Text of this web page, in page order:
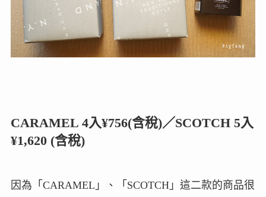
CARAMEL 4入¥756(含稅)／SCOTCH 5入
¥1,620 (含稅)
因為「CARAMEL」、「SCOTCH」這二款的商品很